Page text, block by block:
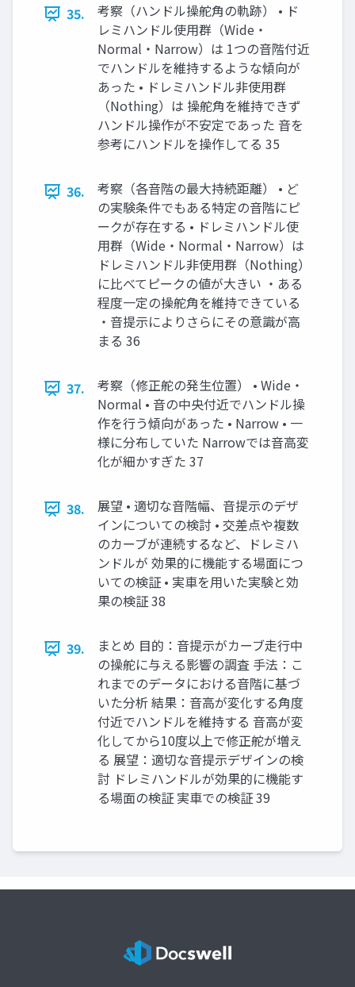
35.
考察（ハンドル操舵⾓の軌跡） • ド
レミハンドル使⽤群（Wide・
Normal・Narrow）は 1つの⾳階付近
でハンドルを維持するような傾向が
あった • ドレミハンドル⾮使⽤群
（Nothing）は 操舵⾓を維持できず
ハンドル操作が不安定であった ⾳を
参考にハンドルを操作してる 35
36.
考察（各⾳階の最⼤持続距離） • ど
の実験条件でもある特定の⾳階にピ
ークが存在する • ドレミハンドル使
⽤群（Wide・Normal・Narrow）は
ドレミハンドル⾮使⽤群（Nothing）
に⽐べてピークの値が⼤きい ・ある
程度⼀定の操舵⾓を維持できている
・⾳提⽰によりさらにその意識が⾼
まる 36
37.
考察（修正舵の発⽣位置） • Wide・
Normal • ⾳の中央付近でハンドル操
作を⾏う傾向があった • Narrow • ⼀
様に分布していた Narrowでは⾳⾼変
化が細かすぎた 37
38.
展望 • 適切な⾳階幅、⾳提⽰のデザ
インについての検討 • 交差点や複数
のカーブが連続するなど、ドレミハ
ンドルが 効果的に機能する場⾯につ
いての検証 • 実⾞を⽤いた実験と効
果の検証 38
39.
まとめ ⽬的：⾳提⽰がカーブ⾛⾏中
の操舵に与える影響の調査 ⼿法：こ
れまでのデータにおける⾳階に基づ
いた分析 結果：⾳⾼が変化する⾓度
付近でハンドルを維持する ⾳⾼が変
化してから10度以上で修正舵が増え
る 展望：適切な⾳提⽰デザインの検
討 ドレミハンドルが効果的に機能す
る場⾯の検証 実⾞での検証 39